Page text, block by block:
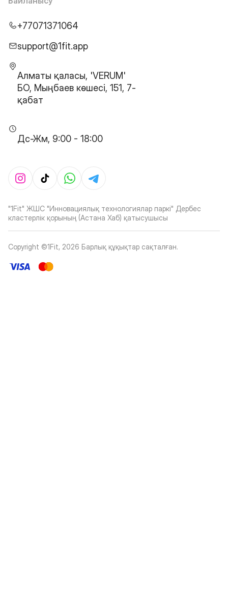
+77071371064
support@1fit.app
Алматы қаласы, 'VERUM'
БО, Мыңбаев көшесі, 151, 7-
қабат
Дс-Жм, 9:00 - 18:00
"1Fit" ЖШС "Инновациялық технологиялар паркі" Дербес
кластерлік қорының (Астана Хаб) қатысушысы
Copyright ©1Fit, 2026 Барлық құқықтар сақталған.